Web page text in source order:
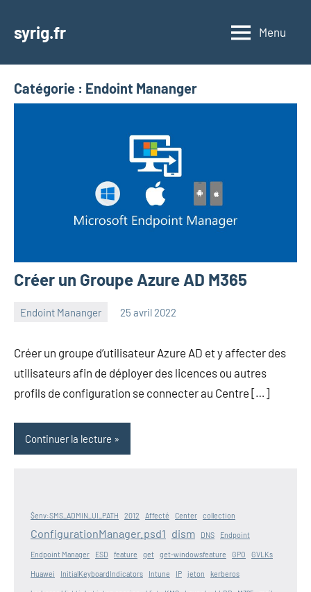
syrig.fr Menu
Catégorie : Endoint Mananger
Créer un Groupe Azure AD M365
Endoint Mananger 25 avril 2022
Créer un groupe d’utilisateur Azure AD et y affecter des
utilisateurs afin de déployer des licences ou autres
profils de configuration se connecter au Centre […]
Continuer la lecture
$env:SMS_ADMIN_UI_PATH 2012 Affecté Center collection
ConfigurationManager.psd1 dism DNS Endpoint
Endpoint Manager ESD feature get get-windowsfeature GPO GVLKs
Huawei InitialKeyboardIndicators Intune IP jeton kerberos